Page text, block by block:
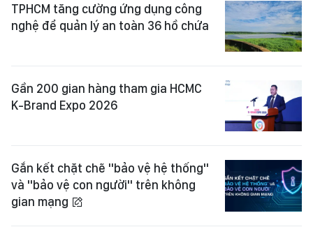
TPHCM tăng cường ứng dụng công
nghệ để quản lý an toàn 36 hồ chứa
Gần 200 gian hàng tham gia HCMC
K-Brand Expo 2026
Gắn kết chặt chẽ "bảo vệ hệ thống"
và "bảo vệ con người" trên không
gian mạng